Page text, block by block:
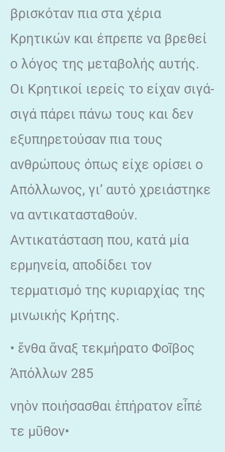
βρισκόταν πια στα χέρια
Κρητικών και έπρεπε να βρεθεί
ο λόγος της μεταβολής αυτής.
Οι Κρητικοί ιερείς το είχαν σιγά-
σιγά πάρει πάνω τους και δεν
εξυπηρετούσαν πια τους
ανθρώπους όπως είχε ορίσει ο
Απόλλωνος, γι’ αυτό χρειάστηκε
να αντικατασταθούν.
Αντικατάσταση που, κατά μία
ερμηνεία, αποδίδει τον
τερματισμό της κυριαρχίας της
μινωικής Κρήτης.
• ἔνθα ἄναξ τεκμήρατο Φοῖβος
Ἀπόλλων 285
νηὸν ποιήσασθαι ἐπήρατον εἶπέ
τε μῦθον•